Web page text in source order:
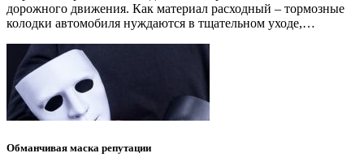
дорожного движения. Как материал расходный – тормозные
колодки автомобиля нуждаются в тщательном уходе,…
Обманчивая маска репутации